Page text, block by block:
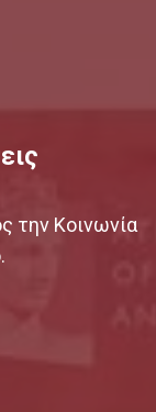
την Κοινωνία